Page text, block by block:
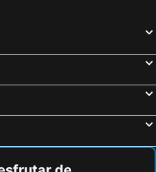
Sangenjo, Galiza Hotéis